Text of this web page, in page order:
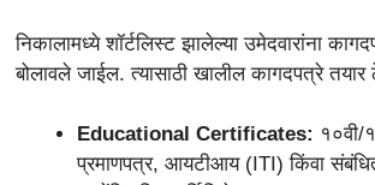
निकालामध्ये शॉर्टलिस्ट झालेल्या उमेदवारांना
बोलावले जाईल. त्यासाठी खालील कागदपत्रे
Educational Certificates: १०वी/
प्रमाणपत्र, आयटीआय (ITI) किंवा